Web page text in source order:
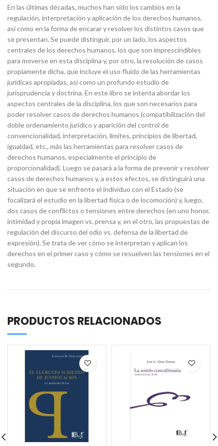
En las últimas décadas, muchos han sido los cambios en la
regulación, interpretación y aplicación de los derechos humanos,
así como en la forma de encarar y resolver los distintos casos que
se presentan. Se puede distinguir, por un lado, los aspectos
centrales de los derechos humanos, los que son imprescindibles
para moverse en esta disciplina y, por otro, la resolución de casos
propiamente dicha, que incluye el uso fluido de las herramientas
jurídicas apropiadas, así como un profundo estudio de
jurisprudencia y doctrina. En este libro se intenta abordar los
aspectos centrales de la disciplina, los que son necesarios para
poder resolver casos de derechos humanos (compatibilización del
doble ordenamiento jurídico y aparición del control de
convencionalidad, interpretación, límites, principios de libertad,
igualdad, etc., más las herramientas para resolver casos de
derechos humanos, especialmente el principio de
proporcionalidad). Luego se pasará a la forma de prevenir y resolver
casos de derechos humanos y, a estos efectos, se distinguirá una
situación en que se enfrente el individuo con el Estado (se
focalizará el estudio en la libertad física o de locomoción) y, luego,
dos casos de conflictos o tensiones entre derechos (en uno honor,
intimidad y propia imagen vs. prensa y, en el otro, las propuestas de
regulación del discurso del odio vs. defensa de la libertad de
expresión). Se trata de ver cómo se interpretan y aplican los
derechos en el primer caso y cómo se resuelven las tensiones en el
segundo.
PRODUCTOS RELACIONADOS